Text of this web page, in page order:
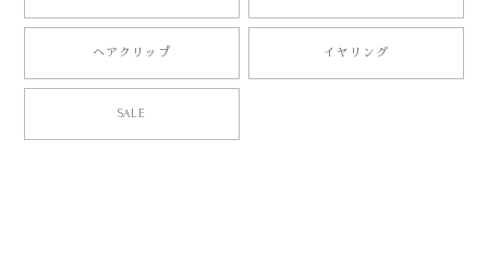
ヘアクリップ イヤリング
SALE